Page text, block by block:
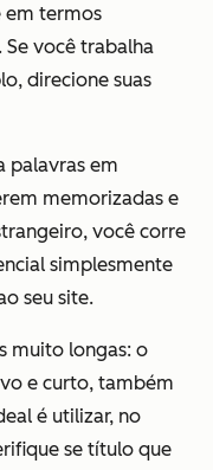
em termos
Se você trabalha
direcione suas
palavras em
memorizadas e
você corre
simplesmente
seu site.
muito longas: o
e curto, também
é utilizar, no
se título que